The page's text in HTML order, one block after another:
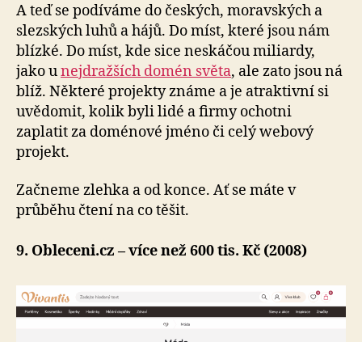
A teď se podíváme do českých, moravských a
slezských luhů a hájů. Do míst, které jsou nám
blízké. Do míst, kde sice neskáčou miliardy,
jako unejdražších domén světa, ale zato jsou ná
blíž. Některé projekty známe a je atraktivní si
uvědomit, kolik byli lidé a firmy ochotni
zaplatit za doménové jméno či celý webový
projekt.
Začneme zlehka a od konce. Ať se máte v
průběhu čtení na co těšit.
9. Obleceni.cz – více než 600 tis. Kč (2008)